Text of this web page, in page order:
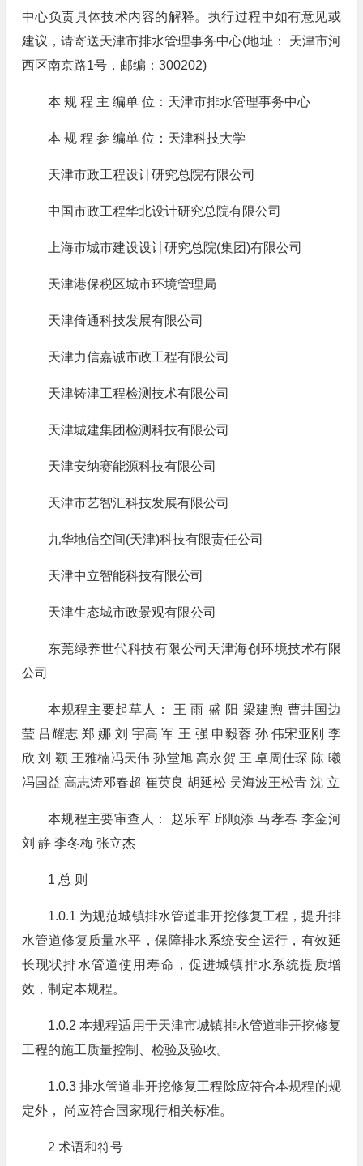
中心负责具体技术内容的解释。执行过程中如有意见或
建议，请寄送天津市排水管理事务中心(地址： 天津市河
西区南京路1号，邮编：300202)
本 规 程 主 编单 位：天津市排水管理事务中心
本 规 程 参 编单 位：天津科技大学
天津市政工程设计研究总院有限公司
中国市政工程华北设计研究总院有限公司
上海市城市建设设计研究总院(集团)有限公司
天津港保税区城市环境管理局
天津倚通科技发展有限公司
天津力信嘉诚市政工程有限公司
天津铸津工程检测技术有限公司
天津城建集团检测科技有限公司
天津安纳赛能源科技有限公司
天津市艺智汇科技发展有限公司
九华地信空间(天津)科技有限责任公司
天津中立智能科技有限公司
天津生态城市政景观有限公司
东莞绿养世代科技有限公司天津海创环境技术有限
公司
本规程主要起草人： 王 雨 盛 阳 梁建煦 曹井国边
莹 吕耀志 郑 娜 刘 宇高 军 王 强 申毅蓉 孙 伟宋亚刚 李
欣 刘 颖 王雅楠冯天伟 孙堂旭 高永贺 王 卓周仕琛 陈 曦
冯国益 高志涛邓春超 崔英良 胡延松 吴海波王松青 沈 立
本规程主要审查人： 赵乐军 邱顺添 马孝春 李金河
刘 静 李冬梅 张立杰
1 总 则
1.0.1 为规范城镇排水管道非开挖修复工程，提升排
水管道修复质量水平，保障排水系统安全运行，有效延
长现状排水管道使用寿命，促进城镇排水系统提质增
效，制定本规程。
1.0.2 本规程适用于天津市城镇排水管道非开挖修复
工程的施工质量控制、检验及验收。
1.0.3 排水管道非开挖修复工程除应符合本规程的规
定外， 尚应符合国家现行相关标准。
2 术语和符号